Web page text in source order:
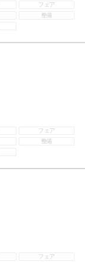
フェア
整備
フェア
整備
フェア